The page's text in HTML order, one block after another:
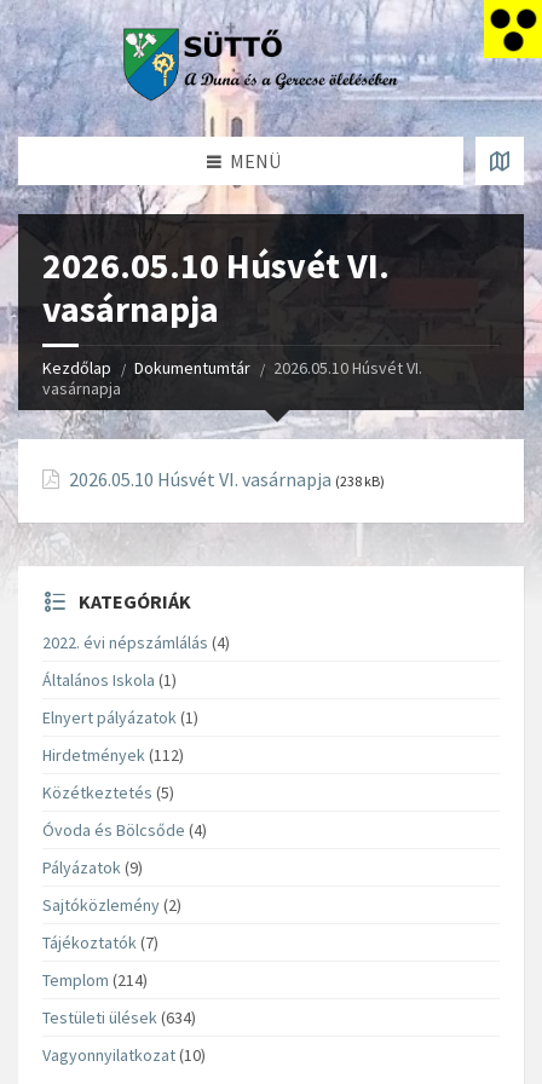
MENÜ
2026.05.10 Húsvét VI.
vasárnapja
Kezdőlap Dokumentumtár
2026.05.10 Húsvét VI.
vasárnapja
2026.05.10 Húsvét VI. vasárnapja (238 kB)
KATEGÓRIÁK
2022. évi népszámlálás (4)
Általános Iskola (1)
Elnyert pályázatok(1)
Hirdetmények(112)
Közétkeztetés (5)
Óvoda és Bölcsőde (4)
Pályázatok(9)
Sajtóközlemény(2)
Tájékoztatók(7)
Templom (214)
Testületi ülések(634)
Vagyonnyilatkozat(10)